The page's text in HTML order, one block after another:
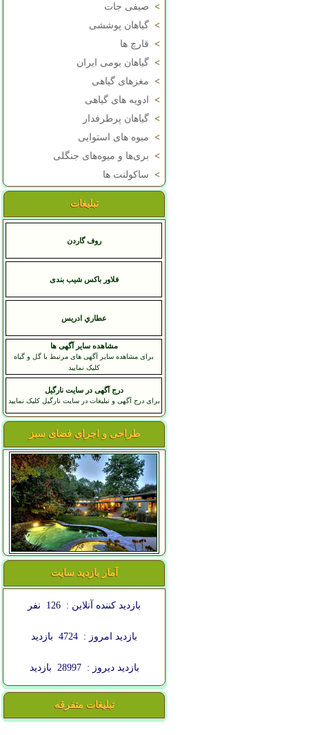
> صیفی جات
> گیاهان پوششی
> قارچ ها
> گیاهان بومی ایران
> مغزهای گیاهی
>
ادویه های گیاهی
> گیاهان پرطرفدار
> میوه های استوایی
> بری‌ها و میوه‌های جنگلی
> ساکولنت ها
تبلیغات
روف گاردن
فلاور باکس شیب بندی
عطاري ادريس
مشاهده سایر آگهی ها
برای مشاهده سایر آگهی های مرتبط با گل و گیاه
کلیک نمایید
درج آگهی در سایت نارگیل
برای درج آگهی و تبلیغات در سایت نارگیل کلیک نمایید
طراحی و اجرای فضای سبز
آمار بازدید سایت
بازدید کننده آنلاین : 126 نفر
بازدید امروز : 4724 بازدید
بازدید دیروز : 28997 بازدید
تبلیغات متفرقه